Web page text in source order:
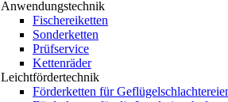
Anwendungstechnik
Fischereiketten
Sonderketten
Prüfservice
Kettenräder
Leichtfördertechnik
Förderketten für